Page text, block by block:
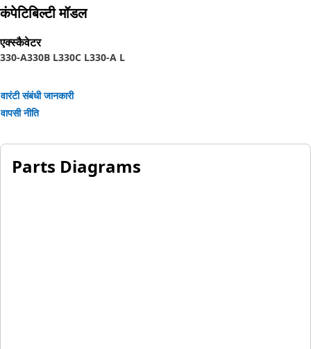
कंपेटिबिल्टी मॉडल
एक्स्कैवेटर
330-A330B L330C L330-A L
वारंटी संबंधी जानकारी
वापसी नीति
Parts Diagrams